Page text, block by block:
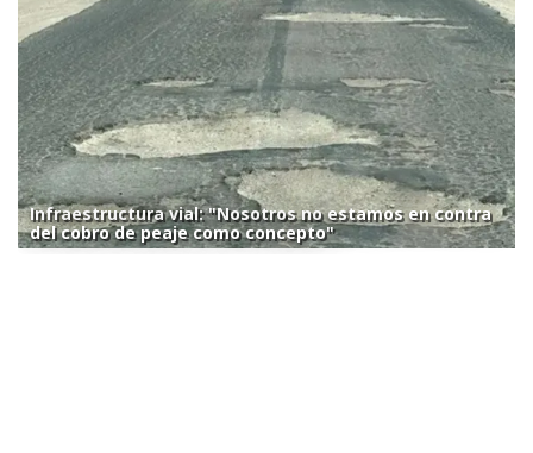
Infraestructura vial: "Nosotros no estamos en contra
del cobro de peaje como concepto"